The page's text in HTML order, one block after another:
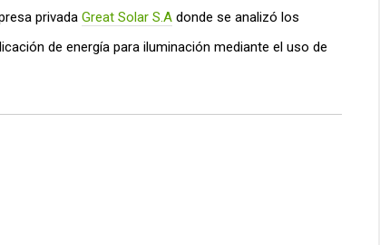
privada Great Solar S.A donde se analizó los
de energía para iluminación mediante el uso de